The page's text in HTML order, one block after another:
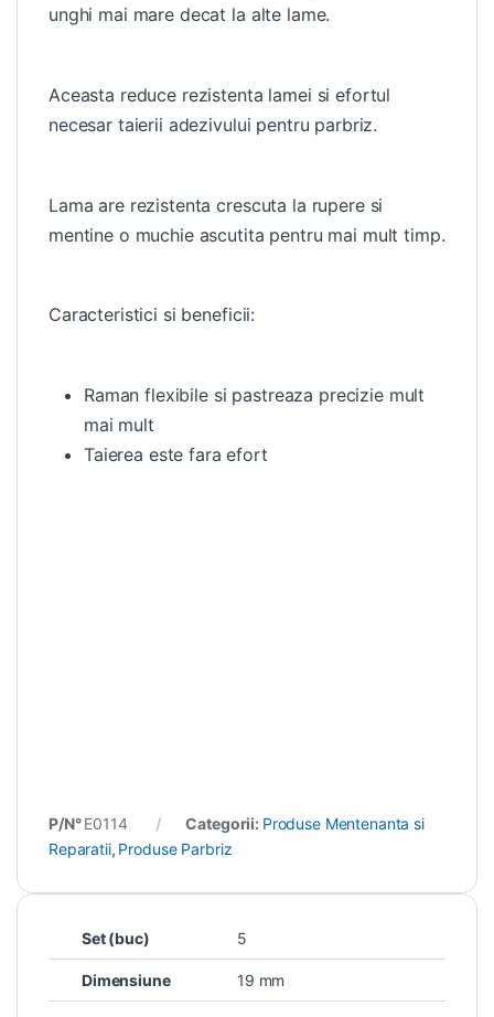
unghi mai mare decat la alte lame.
Aceasta reduce rezistenta lamei si efortul
necesar taierii adezivului pentru parbriz.
Lama are rezistenta crescuta la rupere si
mentine o muchie ascutita pentru mai mult timp.
Caracteristici si beneficii:
Raman flexibile si pastreaza precizie mult
mai mult
Taierea este fara efort
P/N°E0114 Categorii: Produse Mentenanta si
Reparatii, Produse Parbriz
Set (buc) 5
Dimensiune 19 mm